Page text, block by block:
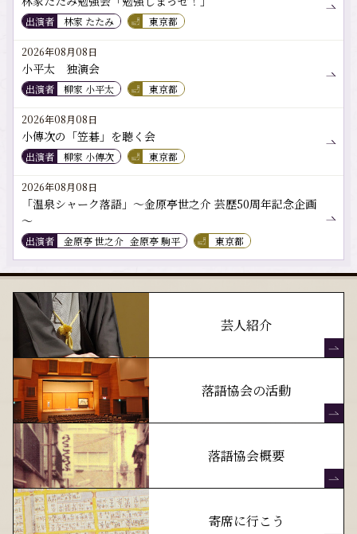
出演者 林家 たたみ 東京都
2026年08月08日
小平太 独演会
出演者 柳家 小平太 東京都
2026年08月08日
小傳次の「笠碁」を聴く会
出演者 柳家 小傳次 東京都
2026年08月08日
「温泉シャーク落語」～金原亭世之介 芸歴50周年記念企画
～
出演者 金原亭 世之介 金原亭 駒平 東京都
芸人紹介
落語協会の活動
落語協会概要
寄席に行こう